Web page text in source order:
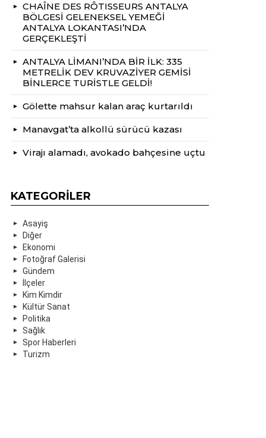
CHAÎNE DES RÔTISSEURS ANTALYA
BÖLGESİ GELENEKSEL YEMEĞİ
ANTALYA LOKANTASI’NDA
GERÇEKLEŞTİ
ANTALYA LİMANI’NDA BİR İLK: 335
METRELİK DEV KRUVAZİYER GEMİSİ
BİNLERCE TURİSTLE GELDİ!
Gölette mahsur kalan araç kurtarıldı
Manavgat’ta alkollü sürücü kazası
Virajı alamadı, avokado bahçesine uçtu
KATEGORILER
Asayiş
Diğer
Ekonomi
Fotoğraf Galerisi
Gündem
İlçeler
Kim Kimdir
Kültür Sanat
Politika
Sağlık
Spor Haberleri
Turizm